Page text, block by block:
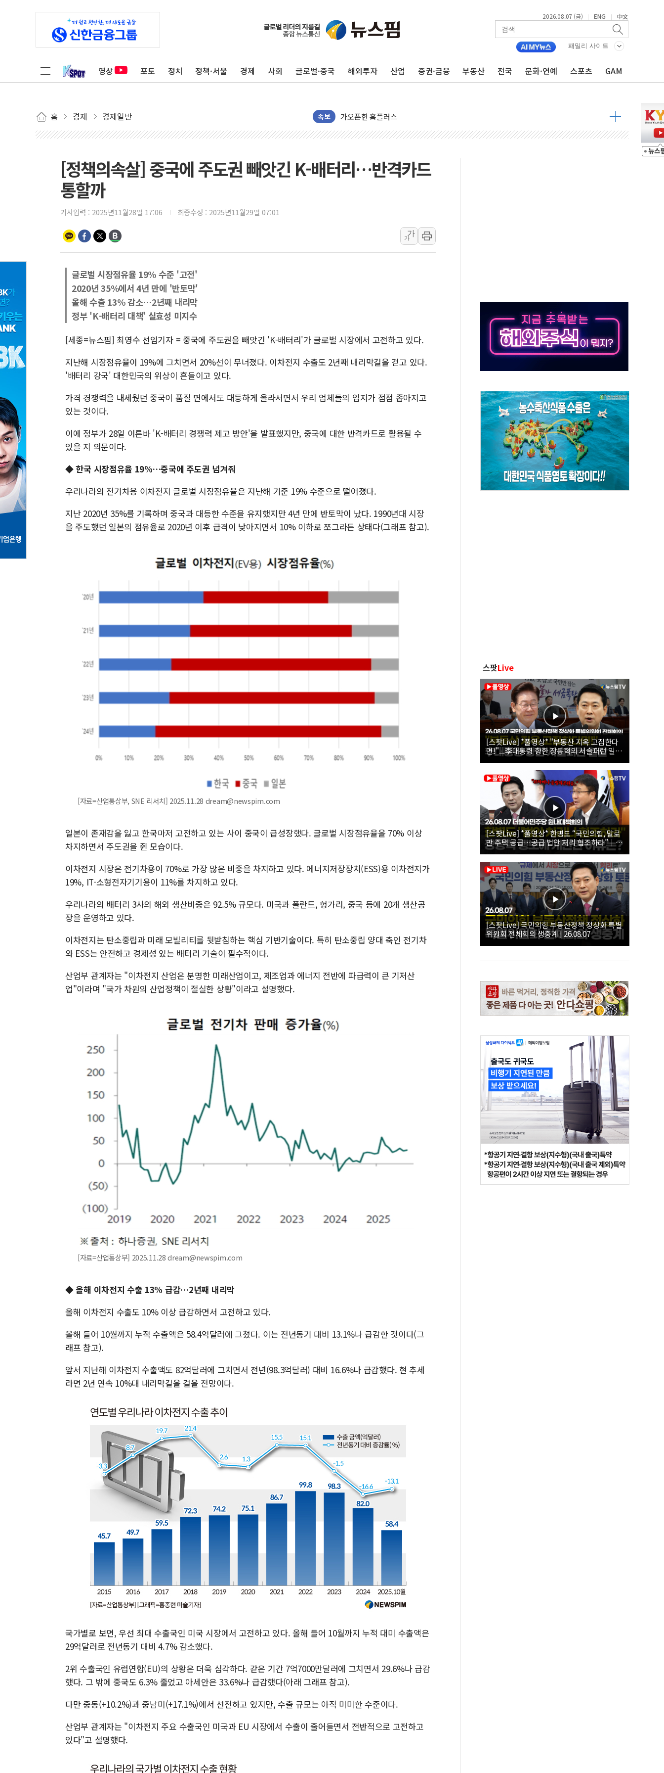
2026.08.07 (금) | ENG | 中文
패밀리 사이트
영상 포토 정치 정책·서울 경제 사회 글로벌·중국 해외투자 산업 증권·금융 부동산 전국 문화·연예 스포츠 GAM
홈 경제 경제일반 속보
국민의힘 윤리위, '부산 돌려차기 발언' 논란 서범수·진종오 징계절차 개시
전남광주 구례 산불 32분 만에 주불 진화...인명피해 없어
캠코, 5918억원 규모 압류재산 1506건 공매
가오픈한 홈플러스
돌아온 홈플러스
한미 법카 제보자 "신동국과 무관…자료는 전·현직 직원으로부터 확보"
라인게임즈, '콰이어트' 테스트 참가자 3만 명 돌파
LG헬로비전 '헬로모바일', 교보문고 제휴 전자책 요금제 출시
KTis, 02-114로 카카오 T 택시 호출 서비스
[정책의속살] 중국에 주도권 빼앗긴 K-배터리…반격카드
통할까
기사입력 : 2025년11월28일 17:06 최종수정 : 2025년11월29일 07:01
가
가
글로벌 시장점유율 19% 수준 '고전'
2020년 35%에서 4년 만에 '반토막'
올해 수출 13% 감소…2년째 내리막
정부 'K-배터리 대책' 실효성 미지수
[세종=뉴스핌] 최영수 선임기자 = 중국에 주도권을 빼앗긴 'K-배터리'가 글로벌 시장에서 고전하고 있다.
지난해 시장점유율이 19%에 그치면서 20%선이 무너졌다. 이차전지 수출도 2년째 내리막길을 걷고 있다.
'배터리 강국' 대한민국의 위상이 흔들이고 있다.
가격 경쟁력을 내세웠던 중국이 품질 면에서도 대등하게 올라서면서 우리 업체들의 입지가 점점 좁아지고
있는 것이다.
이에 정부가 28일 이른바 'K-배터리 경쟁력 제고 방안'을 발표했지만, 중국에 대한 반격카드로 활용될 수
있을 지 의문이다.
◆ 한국 시장점유율 19%…중국에 주도권 넘겨줘
우리나라의 전기차용 이차전지 글로벌 시장점유율은 지난해 기준 19% 수준으로 떨어졌다.
지난 2020년 35%를 기록하며 중국과 대등한 수준을 유지했지만 4년 만에 반토막이 났다. 1990년대 시장
을 주도했던 일본의 점유율로 2020년 이후 급격이 낮아지면서 10% 이하로 쪼그라든 상태다(그래프 참고).
[자료=산업통상부, SNE 리서치] 2025.11.28 dream@newspim.com
일본이 존재감을 잃고 한국마저 고전하고 있는 사이 중국이 급성장했다. 글로벌 시장점유율을 70% 이상
차지하면서 주도권을 쥔 모습이다.
이차전지 시장은 전기차용이 70%로 가장 많은 비중을 차지하고 있다. 에너지저장장치(ESS)용 이차전지가
19%, IT·소형전자기기용이 11%를 차지하고 있다.
우리나라의 배터리 3사의 해외 생산비중은 92.5% 규모다. 미국과 폴란드, 헝가리, 중국 등에 20개 생산공
장을 운영하고 있다.
이차전지는 탄소중립과 미래 모빌리티를 뒷받침하는 핵심 기반기술이다. 특히 탄소중립 양대 축인 전기차
와 ESS는 안전하고 경제성 있는 배터리 기술이 필수적이다.
산업부 관계자는 "이차전지 산업은 분명한 미래산업이고, 제조업과 에너지 전반에 파급력이 큰 기저산
업"이라며 "국가 차원의 산업정책이 절실한 상황"이라고 설명했다.
[자료=산업통상부] 2025.11.28 dream@newspim.com
◆ 올해 이차전지 수출 13% 급감…2년째 내리막
올해 이차전지 수출도 10% 이상 급감하면서 고전하고 있다.
올해 들어 10월까지 누적 수출액은 58.4억달러에 그쳤다. 이는 전년동기 대비 13.1%나 급감한 것이다(그
래프 참고).
앞서 지난해 이차전지 수출액도 82억달러에 그치면서 전년(98.3억달러) 대비 16.6%나 급감했다. 현 추세
라면 2년 연속 10%대 내리막길을 걸을 전망이다.
국가별로 보면, 우선 최대 수출국인 미국 시장에서 고전하고 있다. 올해 들어 10월까지 누적 대미 수출액은
29억달러로 전년동기 대비 4.7% 감소했다.
2위 수출국인 유럽연합(EU)의 상황은 더욱 심각하다. 같은 기간 7억7000만달러에 그치면서 29.6%나 급감
했다. 그 밖에 중국도 6.3% 줄었고 아세안은 33.6%나 급감했다(아래 그래프 참고).
다만 중동(+10.2%)과 중남미(+17.1%)에서 선전하고 있지만, 수출 규모는 아직 미미한 수준이다.
산업부 관계자는 "이차전지 주요 수출국인 미국과 EU 시장에서 수출이 줄어들면서 전반적으로 고전하고
있다"고 설명했다.
스팟Live
[스팟Live] *풀영상* "부동산 지옥 고집한다
면!"...李대통령 향한 장동혁의 서슬퍼런 일갈
| 26.08.07 국민의힘 부동산정책 정상화 특별
위원회 전체회의
[스팟Live] *풀영상* 한병도 “국민의힘, 말로
만 주택 공급…공급 법안 처리 협조하라”｜
26.08.07 더불어민주당 원내대책회의
[스팟Live] 국민의힘 부동산정책 정상화 특별
위원회 전체회의 생중계 | 26.08.07